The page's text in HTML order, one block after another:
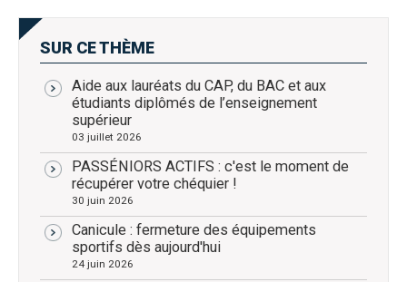
SUR CE THÈME
Aide aux lauréats du CAP, du BAC et aux
étudiants diplômés de l’enseignement
supérieur
03 juillet 2026
PASSÉNIORS ACTIFS : c'est le moment de
récupérer votre chéquier !
30 juin 2026
Canicule : fermeture des équipements
sportifs dès aujourd'hui
24 juin 2026